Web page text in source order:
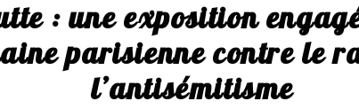
: une exposition
parisienne contre le
l’antisémitisme